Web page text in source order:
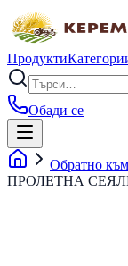
Продукти
Обади се
Обратно
ПРОЛЕТНА